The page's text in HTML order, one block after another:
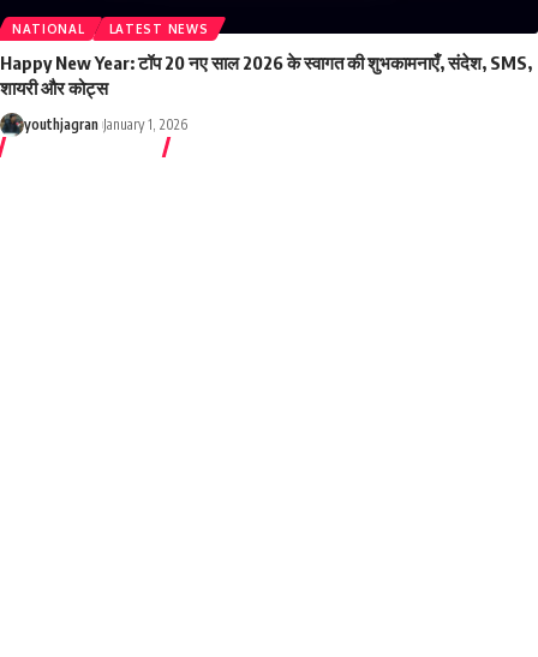
NATIONAL LATEST NEWS
Happy New Year: टॉप 20 नए साल 2026 के स्वागत की शुभकामनाएँ, संदेश, SMS,
शायरी और कोट्स
youthjagran January 1, 2026